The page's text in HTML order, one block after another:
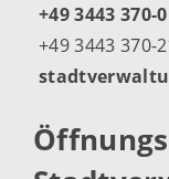
+49 3443 370-0
+49 3443 370-